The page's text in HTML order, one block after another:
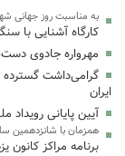
به مناسبت روز جهانی
کارگاه آشنایی با
مهرواره جادوی
گرامی‌داشت گسترده
ایران
آیین پایانی رویداد
همزمان با شانزدهمین
برنامه مراکز کانون